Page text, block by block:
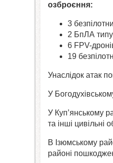
озброєння:
3
2 БпЛА
6 FPV-
19
Унаслідок атак
У
У Куп’янському
та інші цивільні
В Ізюмському
районі